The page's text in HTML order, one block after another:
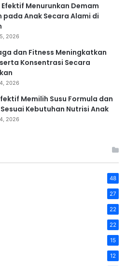
Efektif Menurunkan Demam
pada Anak Secara Alami di
2026
dan Fitness Meningkatkan
Konsentrasi Secara
2026
Memilih Susu Formula dan
Sesuai Kebutuhan Nutrisi Anak
2026
48
27
22
22
15
12